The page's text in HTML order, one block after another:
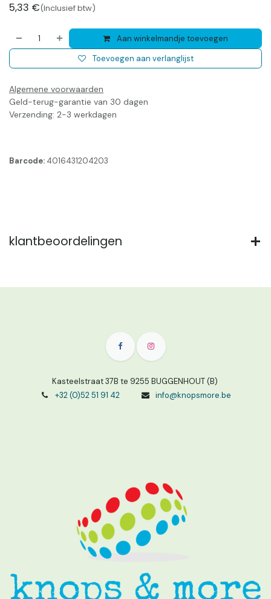
5,33 €(Inclusief btw)
Aan winkelmandje toevoegen
Toevoegen aan verlanglijst
Algemene voorwaarden
Geld-terug-garantie van 30 dagen
Verzending: 2-3 werkdagen
Barcode: 4016431204203
klantbeoordelingen
Kasteelstraat 37B te 9255 BUGGENHOUT (B)
+32 (0)52 51 91 42
info@knopsmore.be